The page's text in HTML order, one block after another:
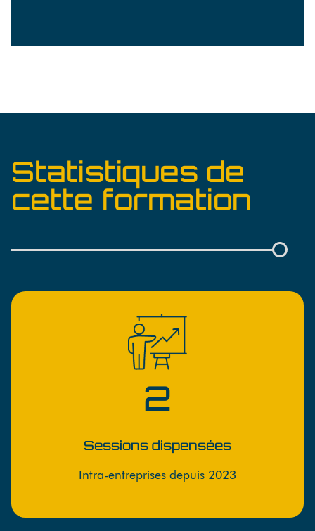
Statistiques de
cette formation
2
Sessions dispensées
Intra-entreprises depuis 2023